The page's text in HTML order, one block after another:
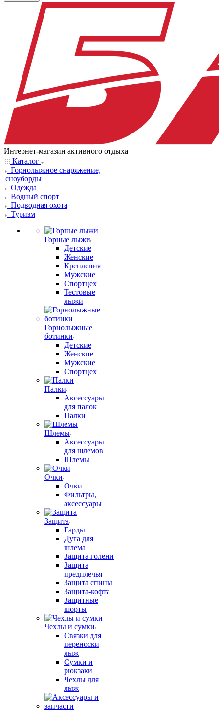
Интернет-магазин активного отдыха
Каталог
Горнолыжное снаряжение,
сноуборды
Одежда
Водный спорт
Подводная охота
Туризм
Горные лыжи
Детские
Женские
Крепления
Мужские
Спортцех
Тестовые
лыжи
Горнолыжные
ботинки
Детские
Женские
Мужские
Спортцех
Палки
Аксессуары
для палок
Палки
Шлемы
Аксессуары
для шлемов
Шлемы
Очки
Очки
Фильтры,
аксессуары
Защита
Гарды
Дуга для
шлема
Защита голени
Защита
предплечья
Защита спины
Защита-кофта
Защитные
шорты
Чехлы и сумки
Связки для
переноски
лыж
Сумки и
рюкзаки
Чехлы для
лыж